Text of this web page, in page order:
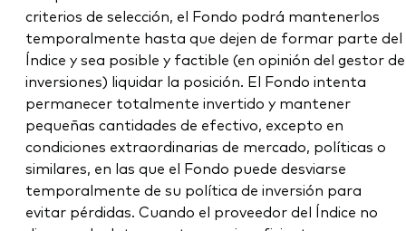
criterios de selección, el Fondo podrá mantenerlos
temporalmente hasta que dejen de formar parte del
Índice y sea posible y factible (en opinión del gestor de
inversiones) liquidar la posición. El Fondo intenta
permanecer totalmente invertido y mantener
pequeñas cantidades de efectivo, excepto en
condiciones extraordinarias de mercado, políticas o
similares, en las que el Fondo puede desviarse
temporalmente de su política de inversión para
evitar pérdidas. Cuando el proveedor del Índice no